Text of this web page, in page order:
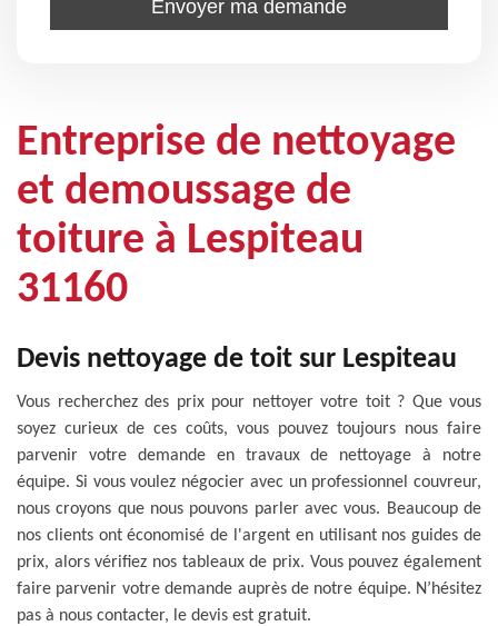
Entreprise de nettoyage
et demoussage de
toiture à Lespiteau
31160
Devis nettoyage de toit sur Lespiteau
Vous recherchez des prix pour nettoyer votre toit ? Que vous
soyez curieux de ces coûts, vous pouvez toujours nous faire
parvenir votre demande en travaux de nettoyage à notre
équipe. Si vous voulez négocier avec un professionnel couvreur,
nous croyons que nous pouvons parler avec vous. Beaucoup de
nos clients ont économisé de l'argent en utilisant nos guides de
prix, alors vérifiez nos tableaux de prix. Vous pouvez également
faire parvenir votre demande auprès de notre équipe. N’hésitez
pas à nous contacter, le devis est gratuit.